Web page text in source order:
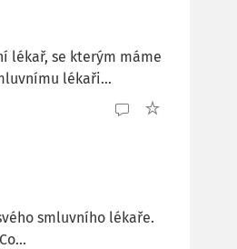
lékař, se kterým máme
lékaři...
smluvního lékaře.